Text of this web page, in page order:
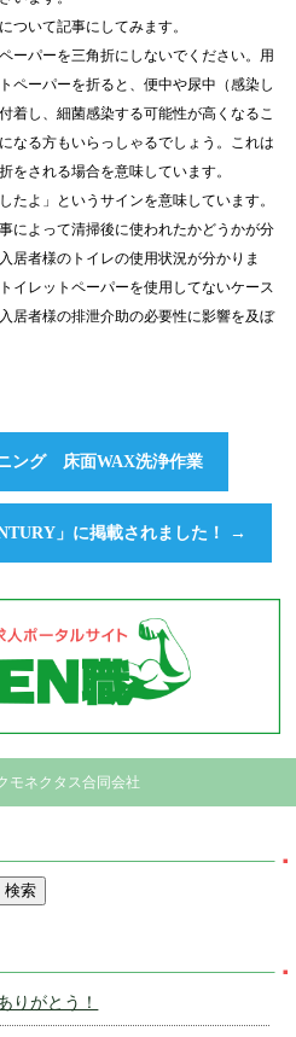
ついて記事にしてみます。
ーパーを三角折にしないでください。用
ペーパーを折ると、便中や尿中（感染し
着し、細菌感染する可能性が高くなるこ
なる方もいらっしゃるでしょう。これは
をされる場合を意味しています。
たよ」というサインを意味しています。
によって清掃後に使われたかどうかが分
居者様のトイレの使用状況が分かりま
イレットペーパーを使用してないケース
居者様の排泄介助の必要性に影響を及ぼ
ング 床面WAX洗浄作業
」に掲載されました！ →
モネクタス合同会社
りがとう！